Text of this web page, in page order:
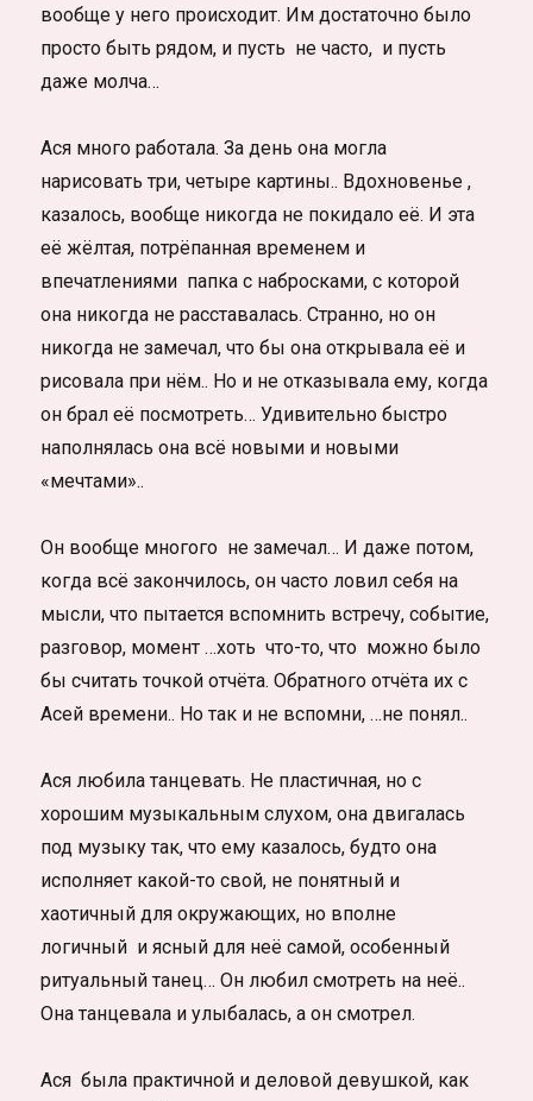
вообще у него происходит. Им достаточно было
просто быть рядом, и пусть не часто, и пусть
даже молча…
Ася много работала. За день она могла
нарисовать три, четыре картины.. Вдохновенье ,
казалось, вообще никогда не покидало её. И эта
её жёлтая, потрёпанная временем и
впечатлениями папка с набросками, с которой
она никогда не расставалась. Странно, но он
никогда не замечал, что бы она открывала её и
рисовала при нём.. Но и не отказывала ему, когда
он брал её посмотреть… Удивительно быстро
наполнялась она всё новыми и новыми
«мечтами»..
Он вообще многого не замечал… И даже потом,
когда всё закончилось, он часто ловил себя на
мысли, что пытается вспомнить встречу, событие,
разговор, момент …хоть что-то, что можно было
бы считать точкой отчёта. Обратного отчёта их с
Асей времени.. Но так и не вспомни, …не понял..
Ася любила танцевать. Не пластичная, но с
хорошим музыкальным слухом, она двигалась
под музыку так, что ему казалось, будто она
исполняет какой-то свой, не понятный и
хаотичный для окружающих, но вполне
логичный и ясный для неё самой, особенный
ритуальный танец… Он любил смотреть на неё..
Она танцевала и улыбалась, а он смотрел.
Ася была практичной и деловой девушкой, как